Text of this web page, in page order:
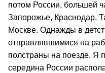
потом России, большей
Запорожье, Краснодар,
Москве. Однажды в
отправлявшимися на
полстраны на поезде. Я
середина России